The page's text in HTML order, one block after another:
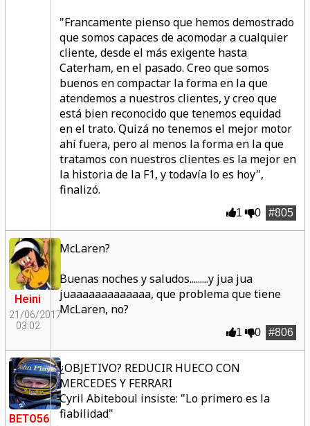
"Francamente pienso que hemos demostrado
que somos capaces de acomodar a cualquier
cliente, desde el más exigente hasta
Caterham, en el pasado. Creo que somos
buenos en compactar la forma en la que
atendemos a nuestros clientes, y creo que
está bien reconocido que tenemos equidad
en el trato. Quizá no tenemos el mejor motor
ahí fuera, pero al menos la forma en la que
tratamos con nuestros clientes es la mejor en
la historia de la F1, y todavía lo es hoy",
finalizó.
#805
1 0
Heini
21/06/2017
03:02
McLaren?
Buenas noches y saludos.........y jua jua
juaaaaaaaaaaaaa, que problema que tiene
McLaren, no?
#806
1 0
BETO56
¿OBJETIVO? REDUCIR HUECO CON
MERCEDES Y FERRARI
Cyril Abiteboul insiste: "Lo primero es la
fiabilidad"